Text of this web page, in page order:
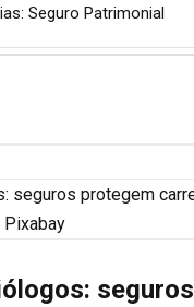
Seguro Patrimonial
seguros